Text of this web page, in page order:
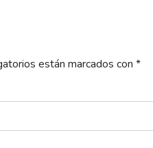
están marcados con *